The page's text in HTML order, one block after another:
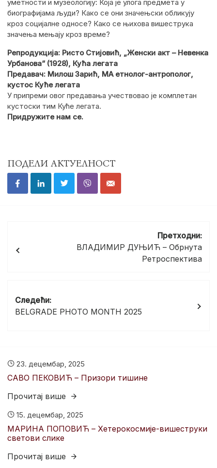
уметности и музеологију: Која је улога предмета у
биографијама људи? Како се они значењски обликују
кроз социјалне односе? Како се њихова вишеструка
значења мењају кроз време?
Репродукција: Ристо Стијовић, „Женски акт – Невенка
Урбанова“ (1928), Кућа легата
Предавач: Милош Зарић, МА етнолог-антрополог,
кустос Куће легата
У припреми овог предавања учествовао је комплетан
кустоски тим Куће легата.
Придружите нам се.
ПОДЕЛИ АКТУЕЛНОСТ
чланка
Претходни:
ВЛАДИМИР ДУЊИЋ – Обрнута
Ретроспектива
Следећи:
BELGRADE PHOTO MONTH 2025
23. децембар, 2025
САВО ПЕКОВИЋ – Призори тишине
Прочитај више
15. децембар, 2025
МАРИНА ПОПОВИЋ – Хетерокосмије-вишеструки
светови слике
Прочитај више